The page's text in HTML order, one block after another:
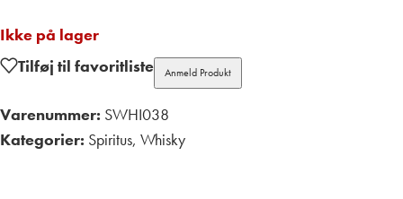
Ikke på lager
Tilføj til favoritliste
Anmeld Produkt
Varenummer: SWHI038
Kategorier: Spiritus, Whisky